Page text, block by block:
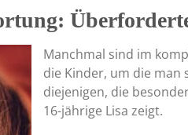
Manchmal sind im
die Kinder, um die man
diejenigen, die
16-jährige Lisa zeigt.